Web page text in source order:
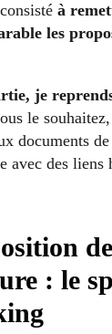
à
les
je
le
documents
avec des liens
: le